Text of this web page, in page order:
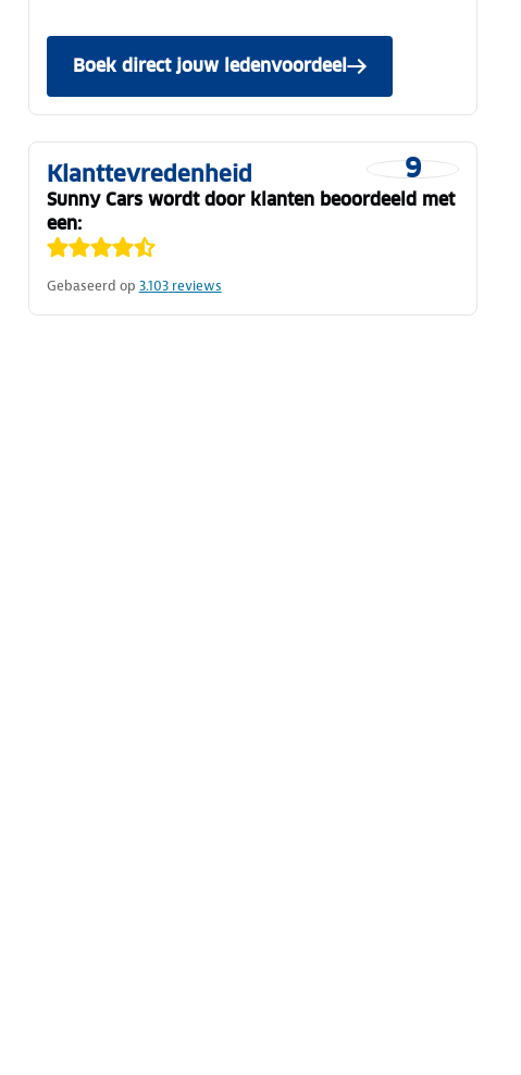
Boek direct jouw ledenvoordeel
9
Klanttevredenheid
Sunny Cars wordt door klanten beoordeeld met
een:
Gebaseerd op 3.103reviews